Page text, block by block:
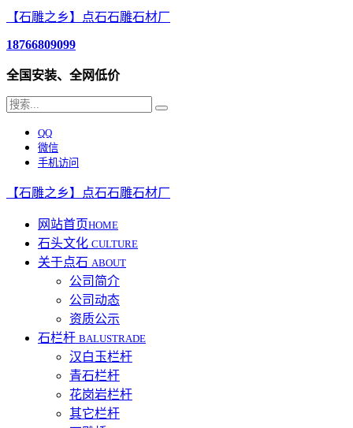
【石雕之乡】点石石雕石材厂
18766809099
全国安装、全网低价
QQ
微信
手机访问
【石雕之乡】点石石雕石材厂
网站首页HOME
石头文化 CULTURE
关于点石 ABOUT
公司简介
公司动态
资质公示
石栏杆 BALUSTRADE
汉白玉栏杆
青石栏杆
花岗岩栏杆
其它栏杆